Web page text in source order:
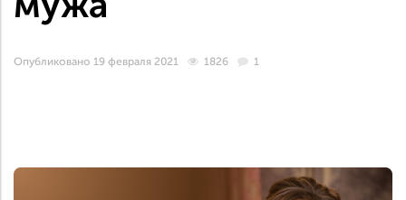
Опубликовано 19 февраля 2021 1826 1